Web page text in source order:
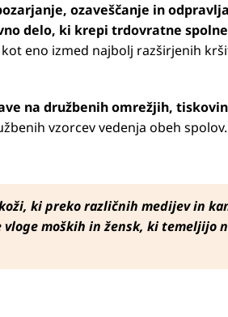
ozaveščanje in
delo, ki krepi trdovratne
eno izmed najbolj razširjenih
na družbenih omrežjih,
vzorcev vedenja obeh
ki preko različnih medijev in
moških in žensk, ki temeljijo